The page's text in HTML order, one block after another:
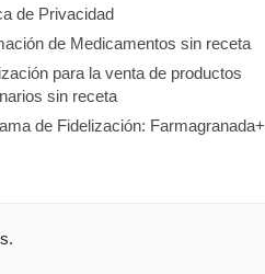
de Privacidad
de Medicamentos sin receta
para la venta de productos
sin receta
de Fidelización: Farmagranada+